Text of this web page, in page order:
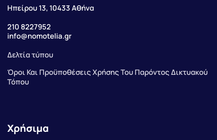
Ηπείρου 13, 10433 Αθήνα
210 8227952
info@nomotelia.gr
Δελτία τύπου
Όροι Και Προϋποθέσεις Χρήσης Του Παρόντος Δικτυακού
Τόπου
Χρήσιμα